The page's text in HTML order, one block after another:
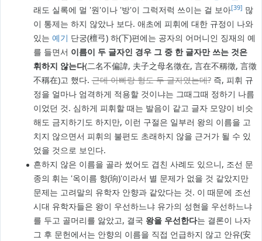
래도 실록에 멀 '원'이나 '방'이 그럭저럭 쓰이는 걸 보아[39] 많
이 통제는 하지 않았나 보다. 애초에 피휘에 대한 규정이 나와
있는 예기 단궁(檀弓) 하(下)편에는 공자의 어머니인 징재의 예
를 들면서 이름이 두 글자인 경우 그 중 한 글자만 쓰는 것은
휘하지 않는다(二名不偏諱, 夫子之母名徵在, 言在不稱徵, 言徵
不稱在)고 했다.근데 아빠랑 형도 두 글자였는데?즉, 피휘 규
정을 얼마나 엄격하게 적용할 것이냐는 그때그때 정하기 나름
이었던 것. 심하게 피휘할 때는 발음이 같고 글자 모양이 비슷
해도 금지하기도 하지만, 이런 구절은 일부러 왕의 이름을 고
치지 않으면서 피휘의 불편도 초래하지 않을 근거가 될 수 있
었을 것으로 보인다.
흔하지 않은 이름을 골라 썼어도 겹친 사례도 있으니, 조선 문
종의 휘는 '옥이름 향(珦)'이라서 별 문제가 없을 것 같았지만
문제는 고려말의 유학자 안향과 같았다는 것. 이 때문에 조선
시대 유학자들은 왕이 우선하느냐 유가의 성현을 우선하느냐
를 두고 골머리를 앓았고, 결국 왕을 우선한다는 결론이 나자
그 후 문헌에서는 안향의 이름을 직접 언급하지 않고 안유(安